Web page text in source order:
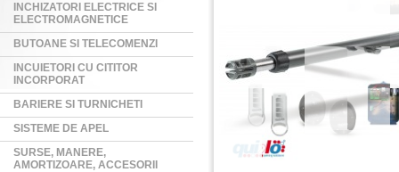
INCHIZATORI ELECTRICE SI
ELECTROMAGNETICE
BUTOANE SI TELECOMENZI
INCUIETORI CU CITITOR
INCORPORAT
BARIERE SI TURNICHETI
SISTEME DE APEL
SURSE, MANERE,
AMORTIZOARE, ACCESORII